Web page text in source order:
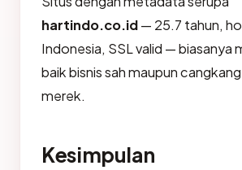
hartindo.co.id— 25.7 tahun,
Indonesia, SSL valid — biasanya
baik bisnis sah maupun
merek.
Kesimpulan